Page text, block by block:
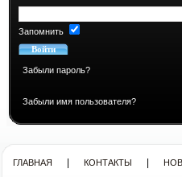
Запомнить
Забыли пароль?
Забыли имя пользователя?
ГЛАВНАЯ КОНТАКТЫ